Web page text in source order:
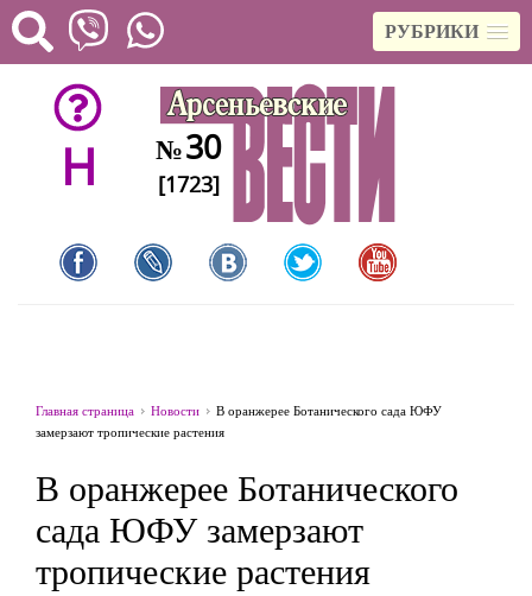
РУБРИКИ
H №30
[1723]
Главная страница Новости
В оранжерее Ботанического сада ЮФУ
замерзают тропические растения
В оранжерее Ботанического
сада ЮФУ замерзают
тропические растения